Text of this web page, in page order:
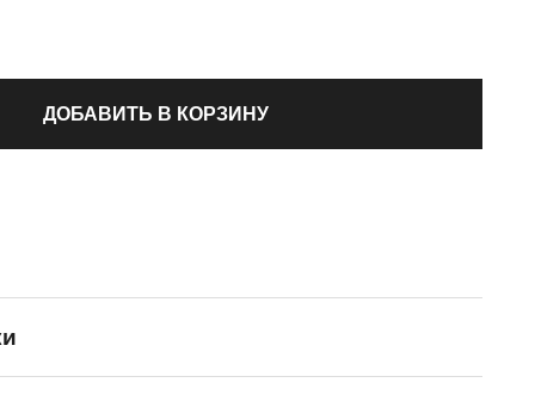
ДОБАВИТЬ В КОРЗИНУ